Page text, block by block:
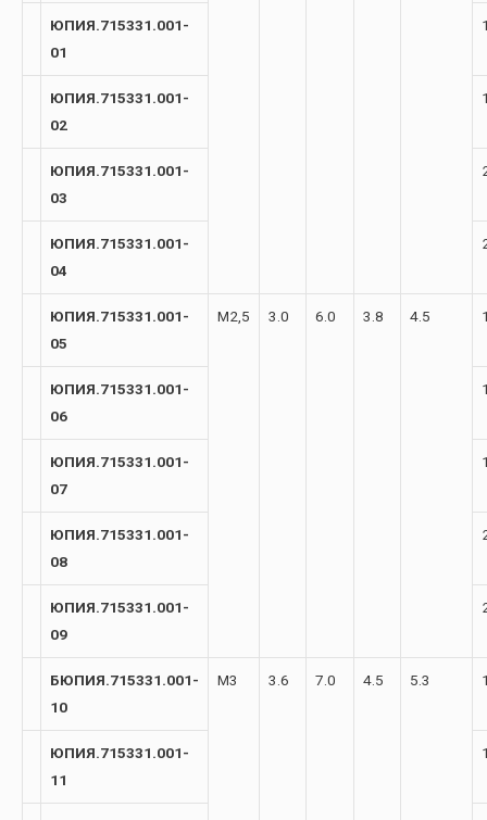
ЮПИЯ.715331.001-
01
ЮПИЯ.715331.001-
02
ЮПИЯ.715331.001-
03
ЮПИЯ.715331.001-
04
ЮПИЯ.715331.001-
05
М2,5 3.0 6.0 3.8 4.5
ЮПИЯ.715331.001-
06
ЮПИЯ.715331.001-
07
ЮПИЯ.715331.001-
08
ЮПИЯ.715331.001-
09
БЮПИЯ.715331.001-
10
М3 3.6 7.0 4.5 5.3
ЮПИЯ.715331.001-
11